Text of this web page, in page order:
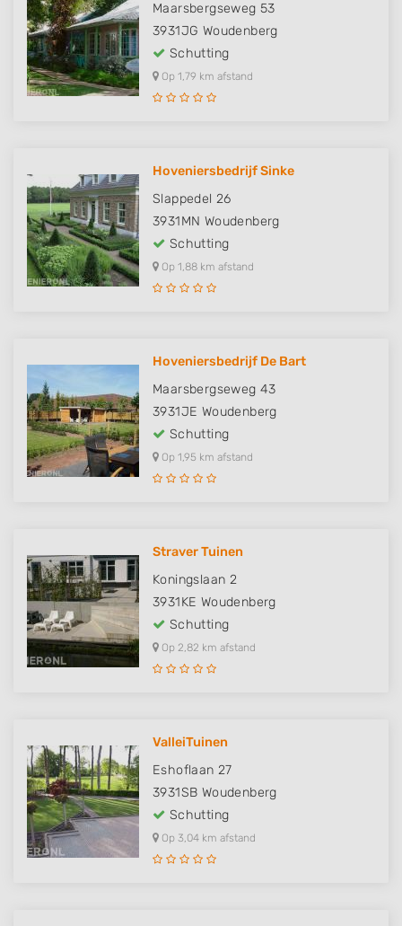
Maarsbergseweg 53
3931JG Woudenberg
Schutting
Op 1,79 km afstand
Hoveniersbedrijf Sinke
Slappedel 26
3931MN Woudenberg
Schutting
Op 1,88 km afstand
Hoveniersbedrijf De Bart
Maarsbergseweg 43
3931JE Woudenberg
Schutting
Op 1,95 km afstand
Straver Tuinen
Koningslaan 2
3931KE Woudenberg
Schutting
Op 2,82 km afstand
ValleiTuinen
Eshoflaan 27
3931SB Woudenberg
Schutting
Op 3,04 km afstand